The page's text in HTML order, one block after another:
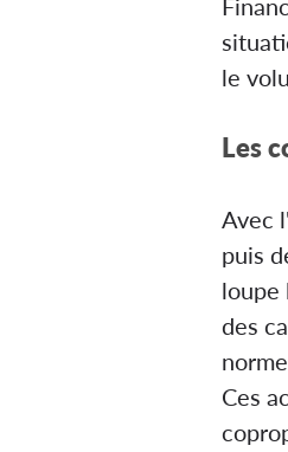
le
Les
Avec
puis
loupe
des
Ces